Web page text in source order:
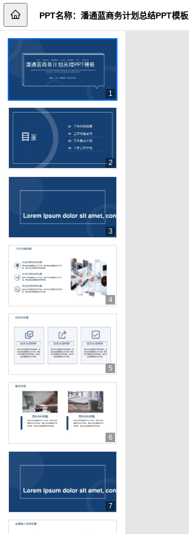
PPT名称： 潘通蓝商务计划总结PPT模板
1
2
3
4
5
6
7